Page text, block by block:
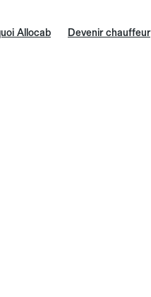
Allocab Devenir chauffeur